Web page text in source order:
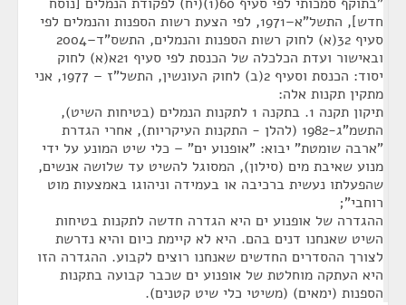
חדש], התשל"א–1971, לפי הצעת רשות הספנות והנמלים לפי
סעיף 32(א) לחוק רשות הספנות והנמלים, התשס"ד–2004
ובאישור ועדת הכלכלה של הכנסת לפי סעיף 21א(א) לחוק
יסוד: הכנסת וסעיף 2(ב) לחוק העונשין, התשל"ז – 1977, אני
מתקין תקנות אלה:
תיקון תקנה 1. בתקנה 1 לתקנות הנמלים (בטיחות השיט),
התשמ"ג-1982 (להלן - התקנות העיקריות), אחרי הגדרת
"ארבה שומטת" יבוא: "אופנוע ים" – כלי שיט המונע על ידי
מנוע שאיבת מים (סילון), המסוגל להשיט עד שלושה אנשים,
שהפעלתו נעשית ברכיבה או בעמידה וניהוגו באמצעות מוט
רוחבי";
ההגדרה של אופנוע ים היא הגדרה חדשה לתקנות בטיחות
השיט שאנחנו דנים בהם. היא לא קיימת כיום והיא נדרשת
לצורך ההסדרים החדשים שאנחנו רוצים לקבוע. ההגדרה הזו
היא העתקה מוחלטת של אופנוע ים שכבר קבועה בתקנות
הספנות (ימאים) (משיטי כלי שיט קטנים).